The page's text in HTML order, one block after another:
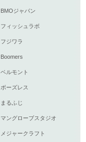
BMOジャパン
フィッシュラボ
フジワラ
Boomers
ベルモント
ボーズレス
まるふじ
マングローブスタジオ
メジャークラフト